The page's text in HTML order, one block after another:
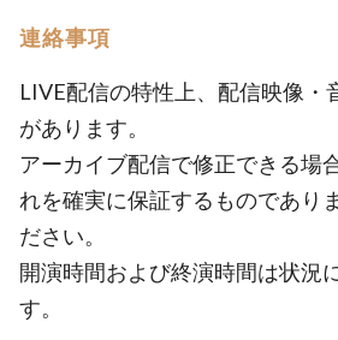
連絡事項
LIVE配信の特性上、配信映像・
があります。
アーカイブ配信で修正できる場
れを確実に保証するものであり
ださい。
開演時間および終演時間は状況
す。